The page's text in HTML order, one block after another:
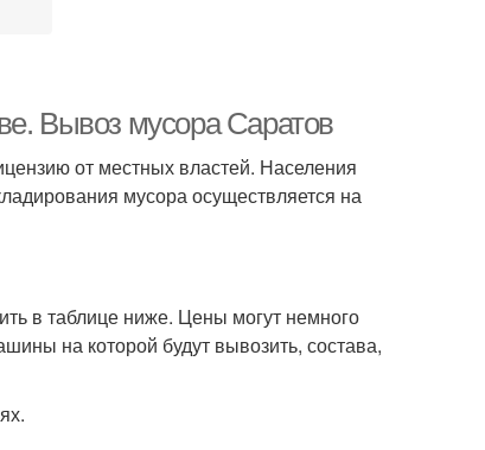
Вывоз мусора Саратов
от местных властей. Населения
мусора осуществляется на
в таблице ниже. Цены могут немного
на которой будут вывозить, состава,